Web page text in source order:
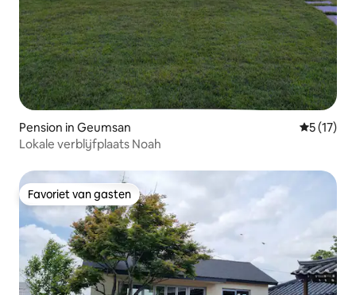
Pension in Geumsan
5 (17)
Lokale verblijfplaats Noah
Favoriet van gasten
Favoriet van gasten